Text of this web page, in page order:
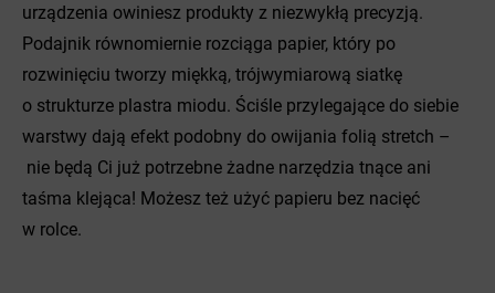
urządzenia owiniesz produkty z niezwykłą precyzją.
Podajnik równomiernie rozciąga papier, który po
rozwinięciu tworzy miękką, trójwymiarową siatkę
o strukturze plastra miodu. Ściśle przylegające do siebie
warstwy dają efekt podobny do owijania folią stretch –
nie będą Ci już potrzebne żadne narzędzia tnące ani
taśma klejąca! Możesz też użyć papieru bez nacięć
w rolce.